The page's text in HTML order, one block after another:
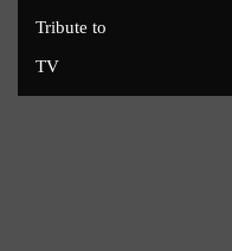
Tribute to
TV